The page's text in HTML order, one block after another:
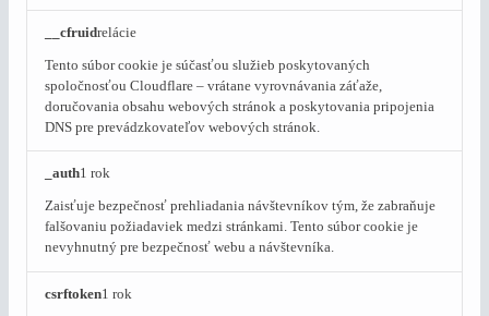
__cfruid
Tento súbor cookie je súčasťou služieb poskytovaných
spoločnosťou Cloudflare – vrátane vyrovnávania záťaže,
doručovania obsahu webových stránok a poskytovania pripojenia
DNS pre prevádzkovateľov webových stránok.
relácie
_auth
Zaisťuje bezpečnosť prehliadania návštevníkov tým, že zabraňuje
falšovaniu požiadaviek medzi stránkami. Tento súbor cookie je
nevyhnutný pre bezpečnosť webu a návštevníka.
1 rok
csrftoken1 rok